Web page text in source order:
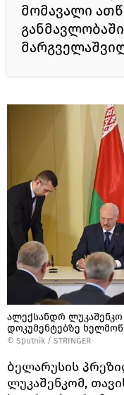
მომავალი
ალექსანდრ
დოკუმენტებზე
© Sputnik / STRINGER
ბელარუსის
ლუკაშენკომ,